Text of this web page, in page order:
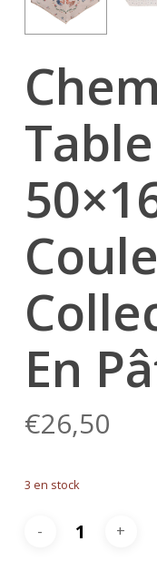
En
€26,50
3 en stock